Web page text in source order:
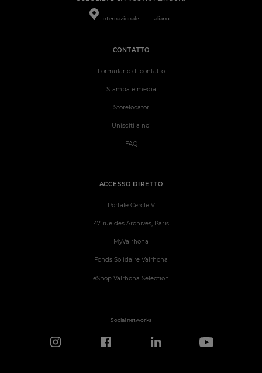
Internazionale Italiano
ACCESSO DIRETTO
Portale Cercle V
47 rue des Archives, Paris
MyValrhona
Fonds Solidaire Valrhona
eShop Valrhona Selection
CONTATTO
Formulario di contatto
Stampa e media
Storelocator
Unisciti a noi
FAQ
Social networks